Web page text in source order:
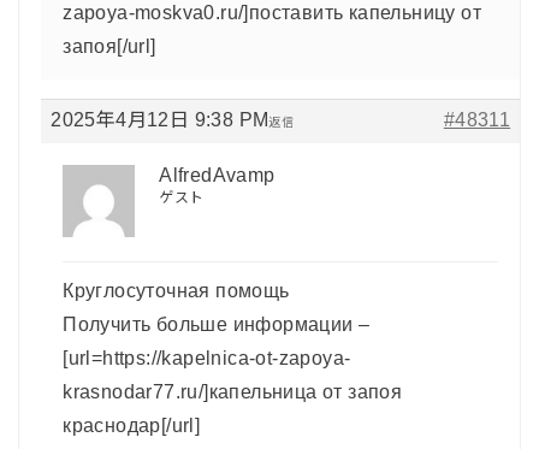
zapoya-moskva0.ru/]поставить капельницу от
запоя[/url]
2025年4月12日 9:38 PM #48311
返信
AlfredAvamp
ゲスト
Круглосуточная помощь
Получить больше информации –
[url=https://kapelnica-ot-zapoya-
krasnodar77.ru/]капельница от запоя
краснодар[/url]